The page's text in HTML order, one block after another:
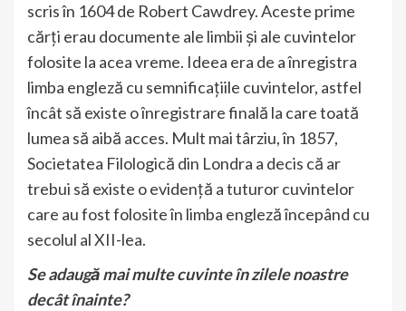
scris în 1604 de Robert Cawdrey. Aceste prime
cărți erau documente ale limbii și ale cuvintelor
folosite la acea vreme. Ideea era de a înregistra
limba engleză cu semnificațiile cuvintelor, astfel
încât să existe o înregistrare finală la care toată
lumea să aibă acces. Mult mai târziu, în 1857,
Societatea Filologică din Londra a decis că ar
trebui să existe o evidență a tuturor cuvintelor
care au fost folosite în limba engleză începând cu
secolul al XII-lea.
Se adaugă mai multe cuvinte în zilele noastre
decât înainte?